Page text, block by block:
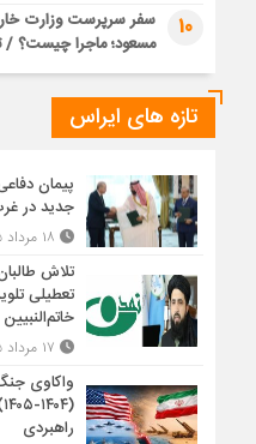
10
سفر سرپرست وزارت
مسعود؛ ماجرا چیست؟ /
تازه های ایراس
پیمان
جدید در
تلاش
تعطیلی
خاتم‌النبیین
واکاوی
راهبردی